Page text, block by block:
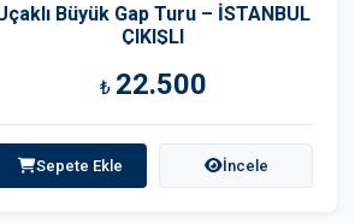
Büyük Gap Turu – İSTANBUL
ÇIKIŞLI
₺ 22.500
Sepete Ekle İncele